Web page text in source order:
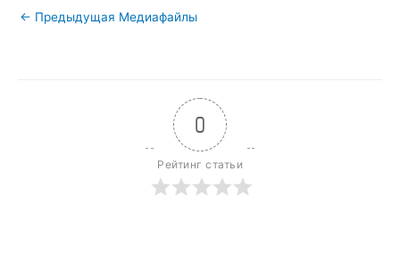
← Предыдущая Медиафайлы
0
Рейтинг статьи